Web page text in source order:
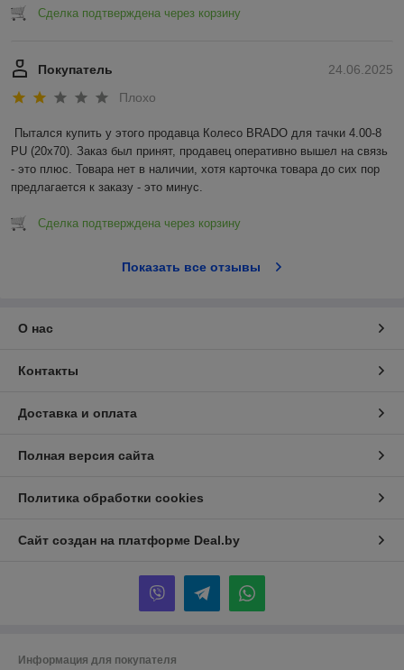
Сделка подтверждена через корзину
24.06.2025
Покупатель
Плохо
Пытался купить у этого продавца Колесо BRADO для тачки 4.00-8
PU (20x70). Заказ был принят, продавец оперативно вышел на связь
- это плюс. Товара нет в наличии, хотя карточка товара до сих пор
предлагается к заказу - это минус.
Сделка подтверждена через корзину
Показать все отзывы
О нас
Контакты
Доставка и оплата
Полная версия сайта
Политика обработки cookies
Сайт создан на платформе Deal.by
Информация для покупателя